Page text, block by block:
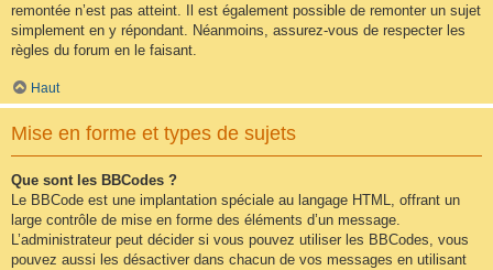
remontée n’est pas atteint. Il est également possible de remonter un sujet
simplement en y répondant. Néanmoins, assurez-vous de respecter les
règles du forum en le faisant.
Haut
Mise en forme et types de sujets
Que sont les BBCodes ?
Le BBCode est une implantation spéciale au langage HTML, offrant un
large contrôle de mise en forme des éléments d’un message.
L’administrateur peut décider si vous pouvez utiliser les BBCodes, vous
pouvez aussi les désactiver dans chacun de vos messages en utilisant